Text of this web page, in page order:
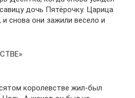
дочь Пятёрочку. Царица
снова они зажили весело и
королевстве жил-был